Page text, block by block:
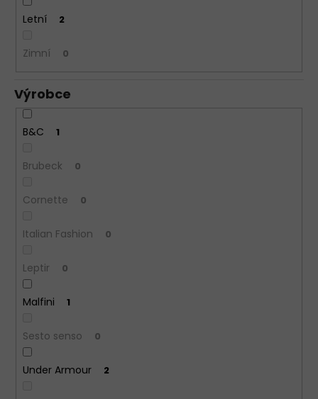
Letní 2
Zimní 0
Výrobce
B&C 1
Brubeck 0
Cornette 0
Italian Fashion 0
Leptir 0
Malfini 1
Sesto senso 0
Under Armour 2